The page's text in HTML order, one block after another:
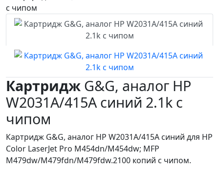
Картридж G&G, аналог HP
W2031A/415A синий 2.1k с
чипом
Картридж G&G, аналог HP W2031A/415A синий для HP
Color LaserJet Pro M454dn/M454dw; MFP
M479dw/M479fdn/M479fdw.2100 копий с чипом.